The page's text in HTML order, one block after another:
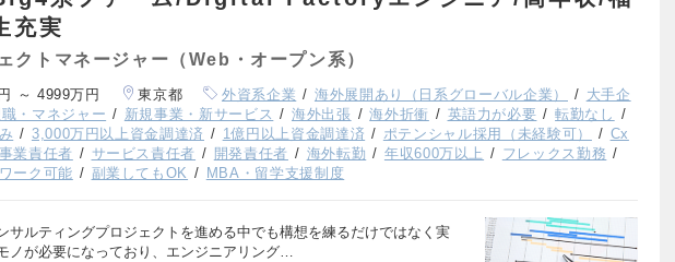
充実
クトマネージャー（Web・オープン系）
～ 4999万円 東京都 外資系企業 海外展開あり（日系グローバル企業）
大手企
・マネジャー 新規事業・新サービス 海外出張 海外折衝 英語力が必要
転勤なし
3,000万円以上資金調達済 1億円以上資金調達済 ポテンシャル採用（未経験可）
Cx
事業責任者 サービス責任者 開発責任者 海外転勤 年収600万以上
フレックス勤務
ーク可能
副業してもOK MBA・留学支援制度
サルティングプロジェクトを進める中でも構想を練るだけではなく実
ノが必要になっており、エンジニアリング…